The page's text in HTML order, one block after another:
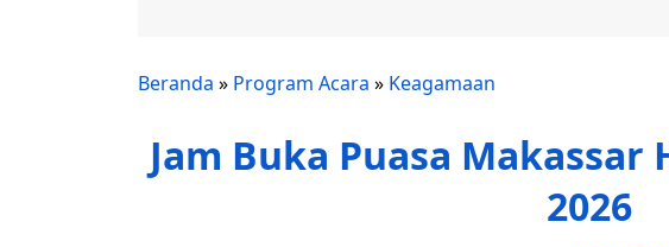
Beranda » Program Acara » Keagamaan
Jam Buka Puasa
2026